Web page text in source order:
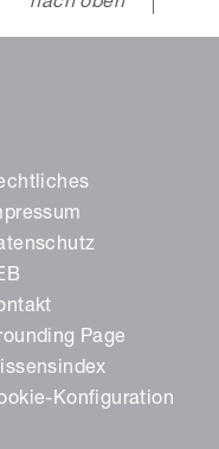
nach oben
Page
Konfiguration